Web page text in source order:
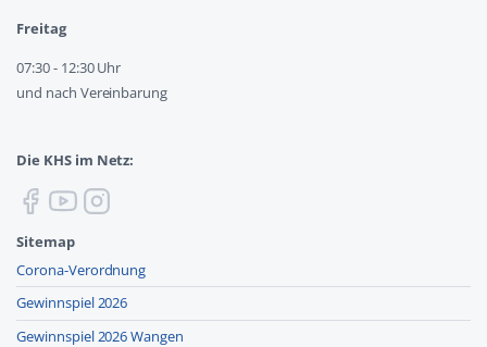
Freitag
07:30 - 12:30 Uhr
und nach Vereinbarung
Die KHS im Netz:
Sitemap
Corona-Verordnung
Gewinnspiel 2026
Gewinnspiel 2026 Wangen